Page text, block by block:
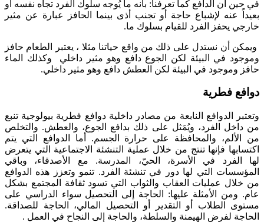
في حين أن الدافع كما تعرفنا: بأنه ما يُوجه سلوك الفرد تجاه نفسه أو
بعيداً عنه لإشباع حاجة أو تجنب أذى بينما الحافز عبارة عن مثير
خارجي يحفز الفرد للقيام بسلوك ما.
ويمكن أن نستدل على ذلك من واقع حياتنا مثلا ، يعتبر الطعام حافز
وموجود في البيئة لكن الجوع دافع وهو مثير داخلي وكذلك
الماء
حافز وموجود في البيئة لكن العطش دافع وهو مثير داخلي.
دوافع فطرية
وتعتبر الدوافع النابعة من مصادر داخلية دوافع فطرية بيولوجية تنبع
من داخل الفرد، ويُمَثل على ذلك بدافع الجوع، والعطش. والتخلص
من الألم، والمحافظة على حرارة الجسم. أما الدوافع التي يتم
اكتسابها فإنها تنتج من خلال عملية التنشئة الاجتماعية التي يتعرض
لها الفرد في الأسرة، الحيّ، المدرسة. مع الأصدقاء، وباقي
المؤسسات التي لها دور في تنشئة الفرد. تنمو وتعزز هذه الدوافع
من خلال عمليات العقاب والثواب التي تسود ثقافة المجتمع بشكل
عام. ومن الأمثلة عليها: الحاجة إلى التحصيل سواء الدراسي على
مستوى الطلاب أو التقدير أو التحصيل المالي، الحاجة للصداقة.
الحاجة لفرض الهيمنة والسلطة، والحاجة إلى النجاح في العمل .